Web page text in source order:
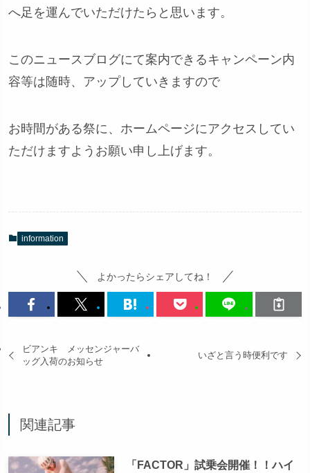
へ足を運んでいただけたらと思います。
このニュースブログにて案内できるキャンペーン内
容等は随時、アップしていきますので
お時間がある祭に、ホームページにアクセスしてい
ただけますようお願い申し上げます。
information
よかったらシェアしてね！
ビアンキ メッセンジャーバ
ッグ入荷のお知らせ
いざと言う時便利です
関連記事
「FACTOR」試乗会開催！！ハイ